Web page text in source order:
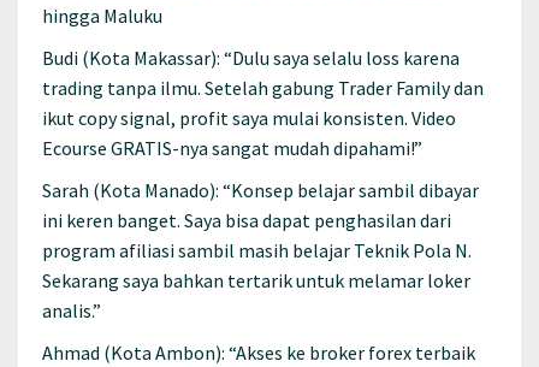
hingga Maluku
Budi (Kota Makassar): “Dulu saya selalu loss karena
trading tanpa ilmu. Setelah gabung Trader Family dan
ikut copy signal, profit saya mulai konsisten. Video
Ecourse GRATIS-nya sangat mudah dipahami!”
Sarah (Kota Manado): “Konsep belajar sambil dibayar
ini keren banget. Saya bisa dapat penghasilan dari
program afiliasi sambil masih belajar Teknik Pola N.
Sekarang saya bahkan tertarik untuk melamar loker
analis.”
Ahmad (Kota Ambon): “Akses ke broker forex terbaik